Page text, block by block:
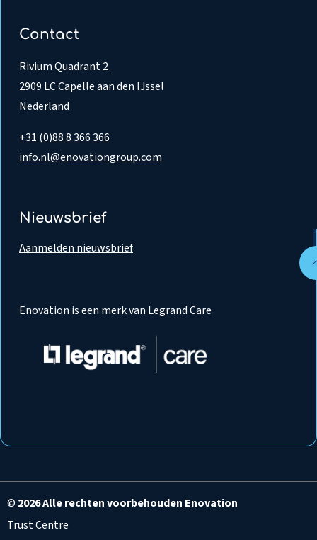
Contact
Rivium Quadrant 2
2909 LC Capelle aan den IJssel
Nederland
+31 (0)88 8 366 366
info.nl@enovationgroup.com
Nieuwsbrief
Aanmelden nieuwsbrief
Enovation is een merk van Legrand Care
© 2026 Alle rechten voorbehouden Enovation
Trust Centre